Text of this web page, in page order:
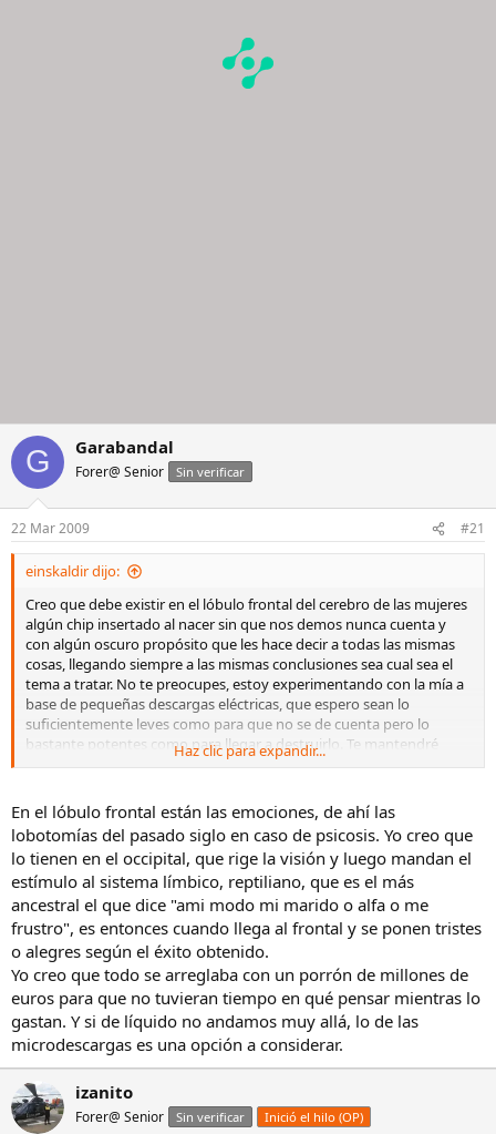
G Garabandal
Forer@ Senior Sin verificar
22 Mar 2009 #21
einskaldir dijo:
Creo que debe existir en el lóbulo frontal del cerebro de las mujeres
algún chip insertado al nacer sin que nos demos nunca cuenta y
con algún oscuro propósito que les hace decir a todas las mismas
cosas, llegando siempre a las mismas conclusiones sea cual sea el
tema a tratar. No te preocupes, estoy experimentando con la mía a
base de pequeñas descargas eléctricas, que espero sean lo
suficientemente leves como para que no se de cuenta pero lo
bastante potentes como para llegar a destruirlo. Te mantendré
informado
Haz clic para expandir...
En el lóbulo frontal están las emociones, de ahí las
lobotomías del pasado siglo en caso de psicosis. Yo creo que
lo tienen en el occipital, que rige la visión y luego mandan el
estímulo al sistema límbico, reptiliano, que es el más
ancestral el que dice "ami modo mi marido o alfa o me
frustro", es entonces cuando llega al frontal y se ponen tristes
o alegres según el éxito obtenido.
Yo creo que todo se arreglaba con un porrón de millones de
euros para que no tuvieran tiempo en qué pensar mientras lo
gastan. Y si de líquido no andamos muy allá, lo de las
microdescargas es una opción a considerar.
izanito
Forer@ Senior Sin verificar Inició el hilo (OP)